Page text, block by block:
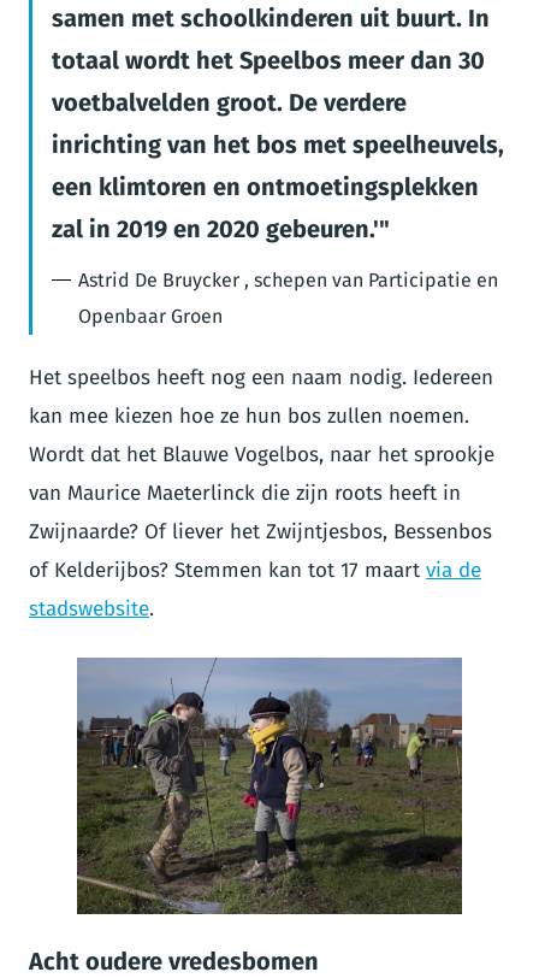
samen met schoolkinderen uit buurt. In
totaal wordt het Speelbos meer dan 30
voetbalvelden groot. De verdere
inrichting van het bos met speelheuvels,
een klimtoren en ontmoetingsplekken
zal in 2019 en 2020 gebeuren.'
Astrid De Bruycker , schepen van Participatie en
Openbaar Groen
Het speelbos heeft nog een naam nodig. Iedereen
kan mee kiezen hoe ze hun bos zullen noemen.
Wordt dat het Blauwe Vogelbos, naar het sprookje
van Maurice Maeterlinck die zijn roots heeft in
Zwijnaarde? Of liever het Zwijntjesbos, Bessenbos
of Kelderijbos? Stemmen kan tot 17 maart via de
stadswebsite.
JPG
Acht oudere vredesbomen